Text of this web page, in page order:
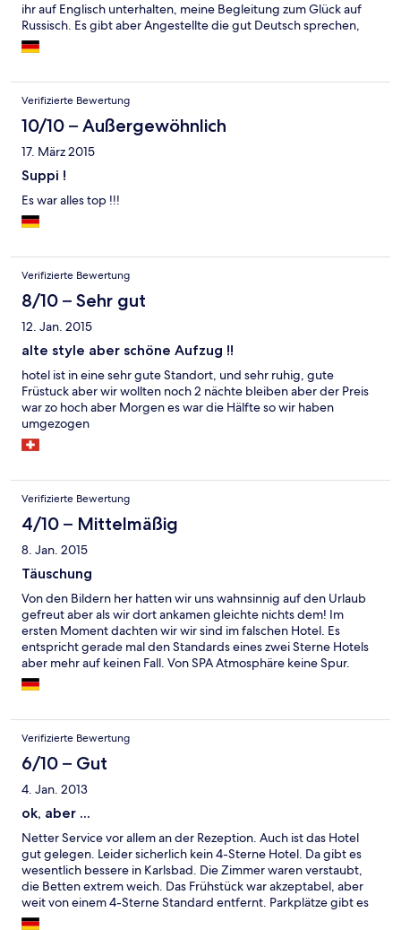
ihr auf Englisch unterhalten, meine Begleitung zum Glück auf
Russisch. Es gibt aber Angestellte die gut Deutsch sprechen,
wer es denn braucht. Das Hotel liegt sehr zentral, direkt an der
Tepla. Besonders schön ist der alte Aufzug im Treppenhaus. Wir
können, richtig ausruhen kann man sich im Saunabereich nicht.
Das Moorbad bestand aus 100ml Moorkonzentrat aufgelöst in
einer für entsprechende Behandlungen vorgesehenen Wanne.
Der Behandlungsbereich ist im Keller des Hotels und besteht
aus einem recht kleinen Raum für die Sauna sowie den Räumen
für entsprechnde Bäder und Elektrotherapie usw.. Insgesamt
würde ich das Hotel eher in der 3 Sterne Kategorie sehen.
Verifizierte Bewertung
10/10 – Außergewöhnlich
17. März 2015
Suppi !
Es war alles top !!!
Verifizierte Bewertung
8/10 – Sehr gut
12. Jan. 2015
alte style aber schöne Aufzug !!
hotel ist in eine sehr gute Standort, und sehr ruhig, gute
Früstuck aber wir wollten noch 2 nächte bleiben aber der Preis
war zo hoch aber Morgen es war die Hälfte so wir haben
umgezogen
Verifizierte Bewertung
4/10 – Mittelmäßig
8. Jan. 2015
Täuschung
Von den Bildern her hatten wir uns wahnsinnig auf den Urlaub
gefreut aber als wir dort ankamen gleichte nichts dem! Im
ersten Moment dachten wir wir sind im falschen Hotel. Es
entspricht gerade mal den Standards eines zwei Sterne Hotels
aber mehr auf keinen Fall. Von SPA Atmosphäre keine Spur.
Zuzätzlich dazu sehr schlechte Parkmöglichkeiten. Das Hotel
bieten keinen Parkplatz an. Nichteinmal gegen Bezahlung. Es
zu kommen. Viel zu eng!!! Zudem mussten wir vier Stunden
warten bis ein Platz frei wurde.
Verifizierte Bewertung
6/10 – Gut
4. Jan. 2013
ok, aber ...
Netter Service vor allem an der Rezeption. Auch ist das Hotel
gut gelegen. Leider sicherlich kein 4-Sterne Hotel. Da gibt es
wesentlich bessere in Karlsbad. Die Zimmer waren verstaubt,
die Betten extrem weich. Das Frühstück war akzeptabel, aber
weit von einem 4-Sterne Standard entfernt. Parkplätze gibt es
nicht, d.h. man muss für € 10 im Hotel gegenüber parken.